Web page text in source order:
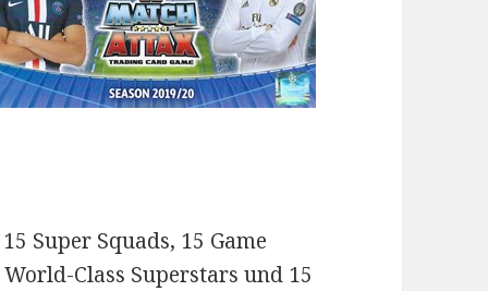
Super Squads, 15 Game
Class Superstars und 15